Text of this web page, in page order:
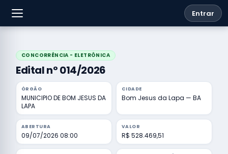
Entrar
CONCORRÊNCIA - ELETRÔNICA
Edital nº 014/2026
ÓRGÃO
MUNICIPIO DE BOM JESUS DA
LAPA
CIDADE
Bom Jesus da Lapa — BA
ABERTURA
09/07/2026 08:00
VALOR
R$ 528.469,51